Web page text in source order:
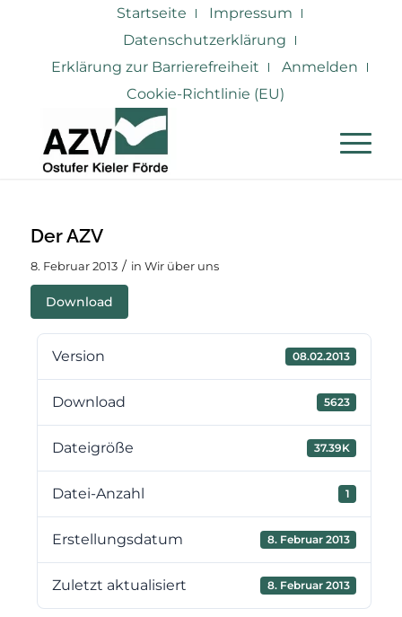
Startseite
Impressum
Datenschutzerklärung
Erklärung zur Barrierefreiheit
Anmelden
Cookie-Richtlinie (EU)
Der AZV
8. Februar 2013 / in Wir über uns
Download
Version 08.02.2013
Download 5623
Dateigröße 37.39K
Datei-Anzahl 1
Erstellungsdatum 8. Februar 2013
Zuletzt aktualisiert 8. Februar 2013